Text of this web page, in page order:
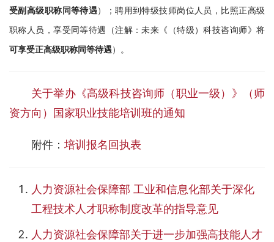
u
r
受副高级职称同等待遇）；聘用到特级技师岗位人员，比照正高级
职称人员，享受同等待遇（注解：未来《（特级）科技咨询师》将
可享受正高级职称同等待遇）。
关于举办《高级科技咨询师（职业一级）》（师
资方向）国家职业技能培训班的通知
附件： 培训报名回执表
人力资源社会保障部 工业和信息化部关于深化
工程技术人才职称制度改革的指导意见
人力资源社会保障部关于进一步加强高技能人才